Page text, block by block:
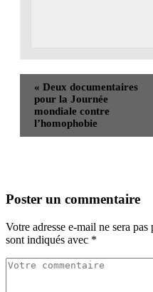
« Deux documentaires
pour la Journée
mondiale contre
l’homophobie
Poster un commentaire
Votre adresse e-mail ne sera pas
sont indiqués avec *